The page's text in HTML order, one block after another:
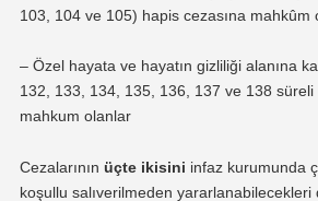
103, 104 ve 105) hapis cezasına mahkûm
– Özel hayata ve hayatın gizliliği alanına
132, 133, 134, 135, 136, 137 ve 138 süreli
mahkum olanlar
Cezalarının üçte ikisini infaz kurumunda
koşullu salıverilmeden yararlanabilecekleri